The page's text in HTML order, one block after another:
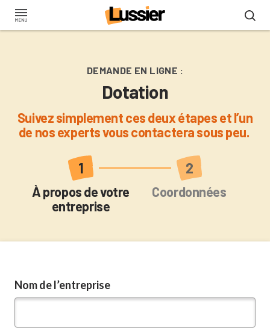
Aller
DEMANDE EN LIGNE :
Dotation
Suivez simplement ces deux étapes et l’un
de nos experts vous contactera sous peu.
Actuel
À propos de votre
entreprise
Coordonnées
Nom de l’entreprise